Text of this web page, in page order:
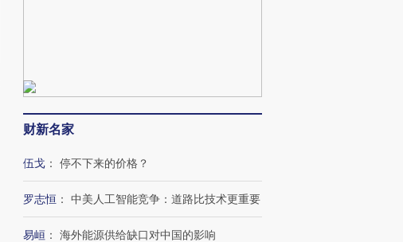
财新名家
伍戈 ： 停不下来的价格？
罗志恒 ： 中美人工智能竞争：道路比技术更重要
易峘 ： 海外能源供给缺口对中国的影响